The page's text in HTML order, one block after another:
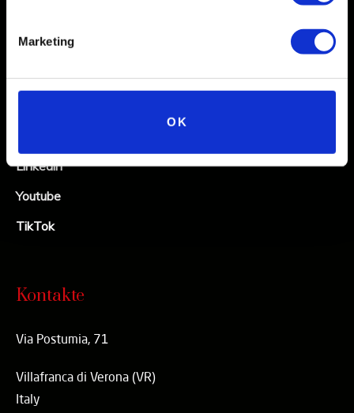
Marketing
OK
Social
Instagram
Linkedin
Youtube
TikTok
Kontakte
Via Postumia, 71
Villafranca di Verona (VR)
Italy